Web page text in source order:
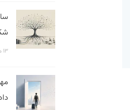
۱۳ مرداد ۱۴۰۵